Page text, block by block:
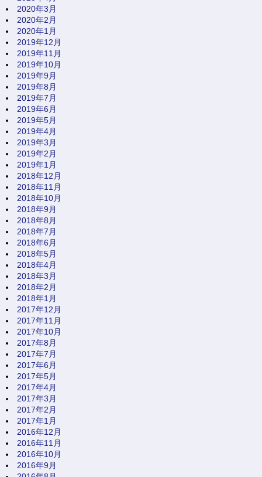
2020年3月
2020年2月
2020年1月
2019年12月
2019年11月
2019年10月
2019年9月
2019年8月
2019年7月
2019年6月
2019年5月
2019年4月
2019年3月
2019年2月
2019年1月
2018年12月
2018年11月
2018年10月
2018年9月
2018年8月
2018年7月
2018年6月
2018年5月
2018年4月
2018年3月
2018年2月
2018年1月
2017年12月
2017年11月
2017年10月
2017年8月
2017年7月
2017年6月
2017年5月
2017年4月
2017年3月
2017年2月
2017年1月
2016年12月
2016年11月
2016年10月
2016年9月